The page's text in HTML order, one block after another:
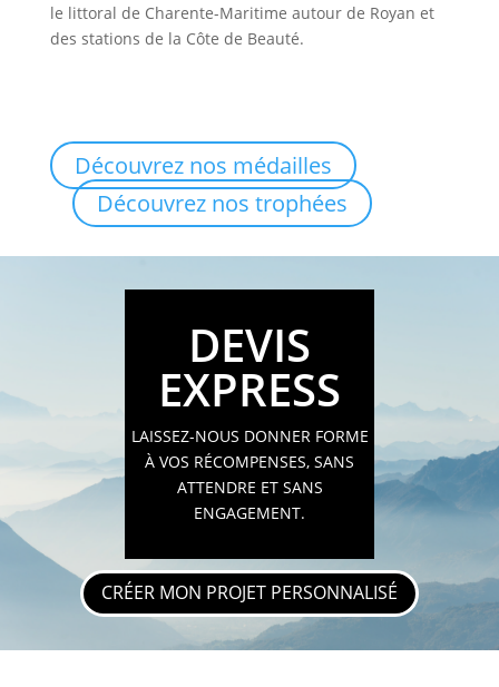
le littoral de Charente-Maritime autour de Royan et
des stations de la Côte de Beauté.
Découvrez nos médailles
Découvrez nos trophées
DEVIS
EXPRESS
LAISSEZ-NOUS DONNER FORME
À VOS RÉCOMPENSES, SANS
ATTENDRE ET SANS
ENGAGEMENT.
CRÉER MON PROJET PERSONNALISÉ